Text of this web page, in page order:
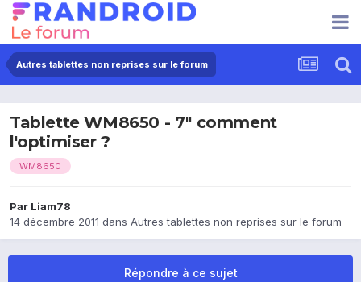
Autres tablettes non reprises sur le forum
Tablette WM8650 - 7" comment
l'optimiser ?
WM8650
Par Liam78
14 décembre 2011 dans Autres tablettes non reprises sur le forum
Répondre à ce sujet